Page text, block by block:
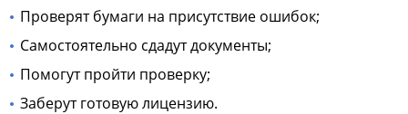
Проверят бумаги на присутствие ошибок;
Самостоятельно сдадут документы;
Помогут пройти проверку;
Заберут готовую лицензию.